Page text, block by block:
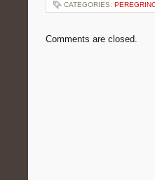
CATEGORIES:
Comments are closed.